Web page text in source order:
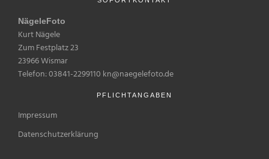
NägeleFoto
Kurt Nägele
Zum Festplatz 23
23966 Wismar
Telefon: 03841-2299110 kn@naegelefoto.de
PFLICHTANGABEN
Impressum
Datenschutzerklärung